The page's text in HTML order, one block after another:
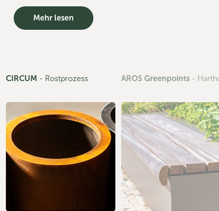
Mehr lesen
CIRCUM - Rostprozess AROS Greenpoints -